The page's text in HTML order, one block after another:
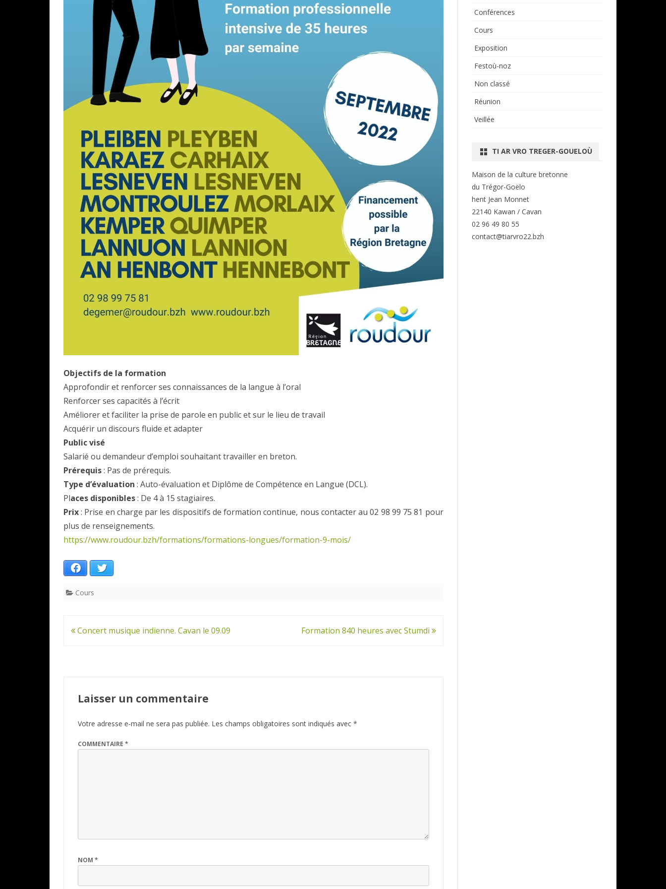
Objectifs de la formation
Approfondir et renforcer ses connaissances de la langue à l’oral
Renforcer ses capacités à l’écrit
Améliorer et faciliter la prise de parole en public et sur le lieu de travail
Acquérir un discours fluide et adapter
Public visé
Salarié ou demandeur d’emploi souhaitant travailler en breton.
Prérequis: Pas de prérequis.
Type d’évaluation : Auto-évaluation et Diplôme de Compétence en Langue (DCL).
Places disponibles: De 4 à 15 stagiaires.
Prix: Prise en charge par les dispositifs de formation continue, nous contacter au 02 98 99 75 81 pour
plus de renseignements.
https://www.roudour.bzh/formations/formations-longues/formation-9-mois/
Facebook
Cours
Navigation
Concert musique indienne. Cavan le 09.09 Formation 840 heures avec Stumdi
Laisser un commentaire
Votre adresse e-mail ne sera pas publiée. Les champs obligatoires sont indiqués avec *
COMMENTAIRE *
NOM *
Conférences
Cours
Exposition
Festoù-noz
Non classé
Réunion
Veillée
TI AR VRO TREGER-GOUELOÙ
Maison de la culture bretonne
du Trégor-Goëlo
hent Jean Monnet
22140 Kawan / Cavan
02 96 49 80 55
contact@tiarvro22.bzh